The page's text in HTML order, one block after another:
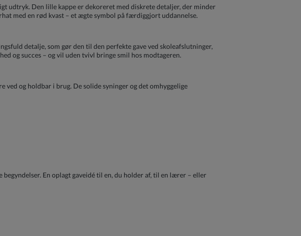
udtryk. Den lille kappe er dekoreret med diskrete detaljer, der minder
med en rød kvast – et ægte symbol på færdiggjort uddannelse.
detalje, som gør den til den perfekte gave ved skoleafslutninger,
og succes – og vil uden tvivl bringe smil hos modtageren.
og holdbar i brug. De solide syninger og det omhyggelige
begyndelser. En oplagt gaveidé til en, du holder af, til en lærer – eller